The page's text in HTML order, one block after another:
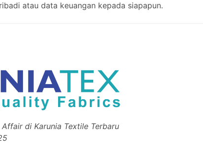
atau data keuangan kepada siapapun.
di Karunia Textile Terbaru